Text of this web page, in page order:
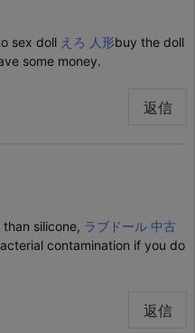
sex doll えろ 人形buy the doll
some money.
返信
silicone, ラブドール 中古
contamination if you do
返信